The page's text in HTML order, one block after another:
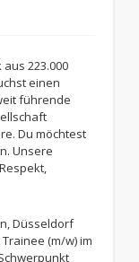
223.000
einen
führende
Du möchtest
Unsere
Düsseldorf
(m/w) im